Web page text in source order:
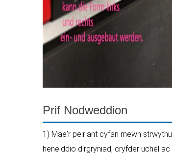
Prif Nodweddion
1) Mae'r peiriant cyfan mewn
heneiddio dirgryniad, cryfder uchel